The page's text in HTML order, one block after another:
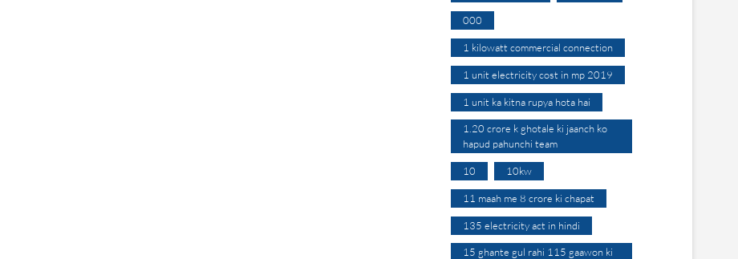
000
1 kilowatt commercial connection
1 unit electricity cost in mp 2019
1 unit ka kitna rupya hota hai
1.20 crore k ghotale ki jaanch ko
hapud pahunchi team
10 10kw
11 maah me 8 crore ki chapat
135 electricity act in hindi
15 ghante gul rahi 115 gaawon ki